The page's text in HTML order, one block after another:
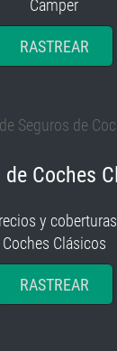
Camper
RASTREAR
de Coches
y
Coches Clásicos
RASTREAR